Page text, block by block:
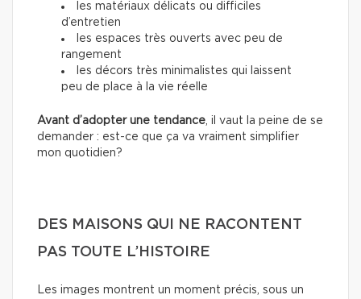
les matériaux délicats ou difficiles
d’entretien
les espaces très ouverts avec peu de
rangement
les décors très minimalistes qui laissent
peu de place à la vie réelle
Avant d’adopter une tendance , il vaut la peine de se
demander : est-ce que ça va vraiment simplifier
mon quotidien?
DES MAISONS QUI NE RACONTENT
PAS TOUTE L’HISTOIRE
Les images montrent un moment précis, sous un